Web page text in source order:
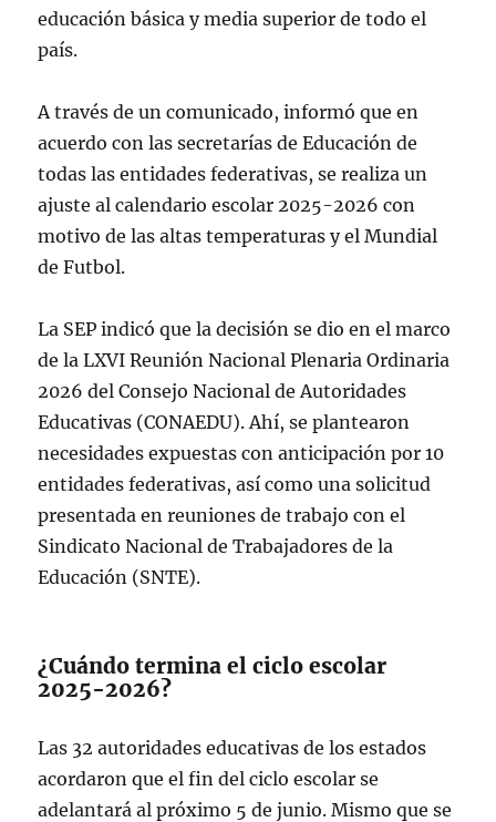
educación básica y media superior de todo el
país.
A través de un comunicado, informó que en
acuerdo con las secretarías de Educación de
todas las entidades federativas, se realiza un
ajuste al calendario escolar 2025-2026 con
motivo de las altas temperaturas y el Mundial
de Futbol.
La SEP indicó que la decisión se dio en el marco
de la LXVI Reunión Nacional Plenaria Ordinaria
2026 del Consejo Nacional de Autoridades
Educativas (CONAEDU). Ahí, se plantearon
necesidades expuestas con anticipación por 10
entidades federativas, así como una solicitud
presentada en reuniones de trabajo con el
Sindicato Nacional de Trabajadores de la
Educación (SNTE).
¿Cuándo termina el ciclo escolar
2025-2026?
Las 32 autoridades educativas de los estados
acordaron que el fin del ciclo escolar se
adelantará al próximo 5 de junio. Mismo que se